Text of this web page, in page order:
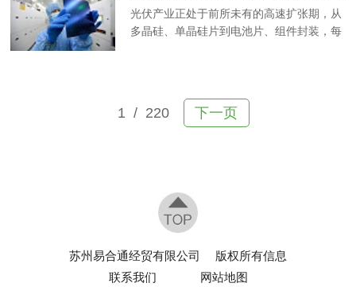
套的无尘洁净耗材？
光伏产业正处于前所未有的高速扩张期，从
多晶硅、单晶硅片到电池片、组件封装，每
率下降，直接拉低产品等级与售价。光伏无
尘洁净耗材的选择，因此成为影响企业盈利
1 / 220 下一页
苏州易合通经贸有限公司
版权所有信息
联系我们
网站地图